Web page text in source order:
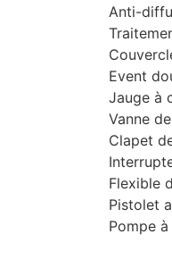
Anti-
Event
Jauge à
Vanne
Clapet
Flexible
Pistolet
Pompe